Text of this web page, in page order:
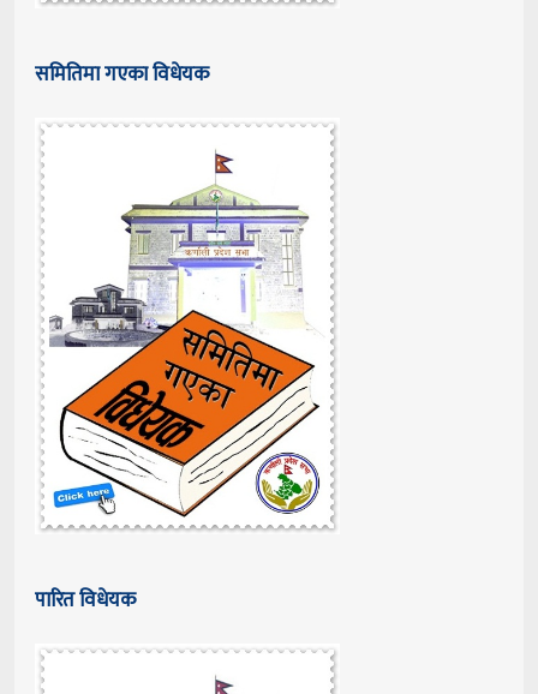
समितिमा गएका विधेयक
पारित विधेयक